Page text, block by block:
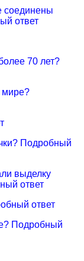
соединены
ответ
70 лет?
мире?
Подробный
выделку
ответ
ответ
Подробный